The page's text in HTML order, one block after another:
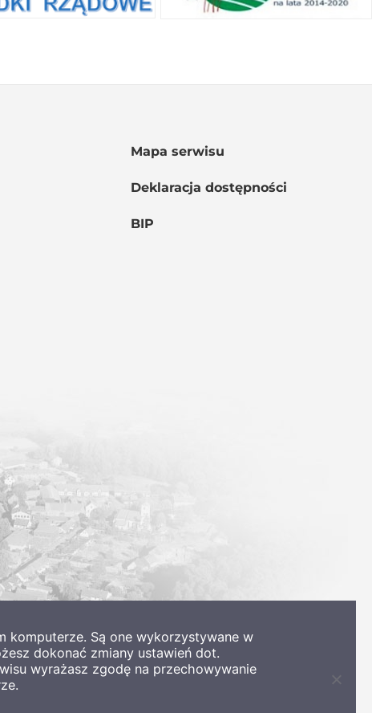
Mapa serwisu
Deklaracja dostępności
BIP
komputerze. Są one wykorzystywane w
dokonać zmiany ustawień dot.
wyrażasz zgodę na przechowywanie